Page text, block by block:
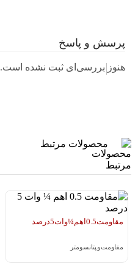
پرسش و پاسخ
هنوز بررسی‌ای ثبت نشده است.
محصولات مرتبط
مقاومت 0.5 اهم ¼ وات 5 درصد
مقاومت و پتانسومتر